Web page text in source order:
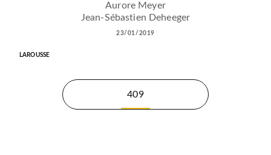
Aurore Meyer
Jean-Sébastien Deheeger
23/01/2019
LAROUSSE
409